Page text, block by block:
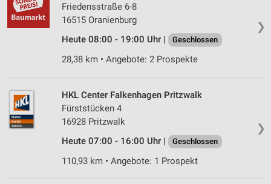
❯
Friedensstraße 6-8
16515 Oranienburg
Heute 08:00 - 19:00 Uhr |
Geschlossen
28,38 km • Angebote: 2 Prospekte
❯
HKL Center Falkenhagen Pritzwalk
Fürststücken 4
16928 Pritzwalk
Heute 07:00 - 16:00 Uhr |
Geschlossen
110,93 km • Angebote: 1 Prospekt